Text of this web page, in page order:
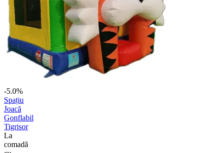
-5.0%
Spațiu
Joacă
Gonflabil
Tigrisor
La
comadã